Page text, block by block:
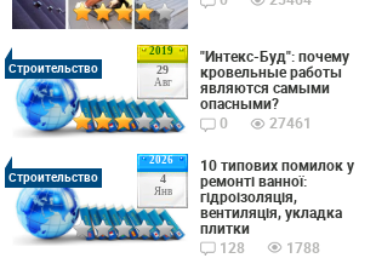
2019
29
Авг
Строительство
"Интекс-Буд": почему
кровельные работы
являются самыми
опасными?
0
27461
2026
4
Янв
Строительство
10 типових помилок у
ремонті ванної:
гідроізоляція,
вентиляція, укладка
плитки
128
1788